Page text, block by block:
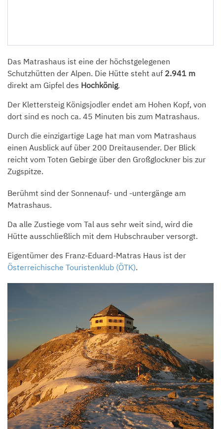
Das Matrashaus ist eine der höchstgelegenen
Schutzhütten der Alpen. Die Hütte steht auf 2.941 m
direkt am Gipfel des Hochkönig.
Der Klettersteig Königsjodler endet am Hohen Kopf, von
dort sind es noch ca. 45 Minuten bis zum Matrashaus.
Durch die einzigartige Lage hat man vom Matrashaus
einen Ausblick auf über 200 Dreitausender. Der Blick
reicht vom Toten Gebirge über den Großglockner bis zur
Zugspitze.
Berühmt sind der Sonnenauf- und -untergänge am
Matrashaus.
Da alle Zustiege vom Tal aus sehr weit sind, wird die
Hütte ausschließlich mit dem Hubschrauber versorgt.
Eigentümer des Franz-Eduard-Matras Haus ist der
Österreichische Touristenklub (ÖTK).